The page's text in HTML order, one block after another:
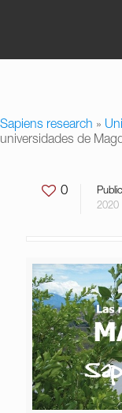
Sapiens research »
universidades de
0
2020